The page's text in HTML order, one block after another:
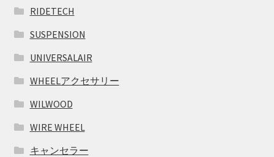
RIDETECH
SUSPENSION
UNIVERSALAIR
WHEELアクセサリー
WILWOOD
WIRE WHEEL
キャンセラー